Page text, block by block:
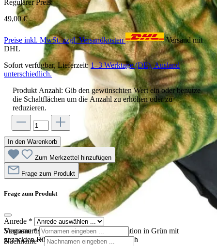
Stegosaurus Handpuppe von Hansa Creation in Grün mit
gezackten Rückenplatten und hellem Bauch
Regulärer Preis:
49,00 €
Preise inkl. MwSt. zzgl. Versandkosten
Versand mit
DHL
Sofort verfügbar, Lieferzeit:1–3 Werktage (DE), Ausland
unterschiedlich.
Produkt Anzahl: Gib den gewünschten Wert ein oder benutze
die Schaltflächen um die Anzahl zu erhöhen oder zu
reduzieren.
In den Warenkorb
Zum Merkzettel hinzufügen
Frage zum Produkt
Frage zum Produkt
Anrede *
Vorname*
Nachname*